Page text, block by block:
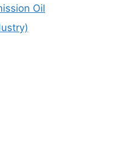
Oil